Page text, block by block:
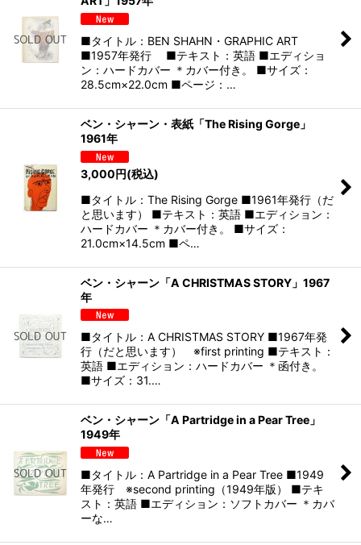
■タイトル：BEN SHAHN・GRAPHIC ART
■1957年発行 ■テキスト：英語 ■エディショ
ン：ハードカバー ＊カバー付き。 ■サイズ：
28.5cm×22.0cm ■ページ：…
ベン・シャーン・表紙「The Rising Gorge」
1961年
3,000円(税込)
■タイトル：The Rising Gorge ■1961年発行（だ
と思います） ■テキスト：英語 ■エディション：
ハードカバー ＊カバー付き。 ■サイズ：
21.0cm×14.5cm ■ペ…
ベン・シャーン「A CHRISTMAS STORY」1967
年
■タイトル：A CHRISTMAS STORY ■1967年発
行（だと思います） ※first printing ■テキスト：
英語 ■エディション：ハードカバー ＊函付き。
■サイズ：31.…
ベン・シャーン「A Partridge in a Pear Tree」
1949年
■タイトル：A Partridge in a Pear Tree ■1949
年発行 ※second printing（1949年版） ■テキ
スト：英語 ■エディション：ソフトカバー ＊カバ
ーな…